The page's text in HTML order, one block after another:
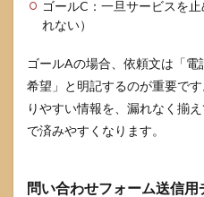
ゴールC：一旦サービスを
れない）
ゴールAの場合、依頼文は「
希望」と明記するのが重要で
りやすい情報を、漏れなく揃
で済みやすくなります。
問い合わせフォーム送信用